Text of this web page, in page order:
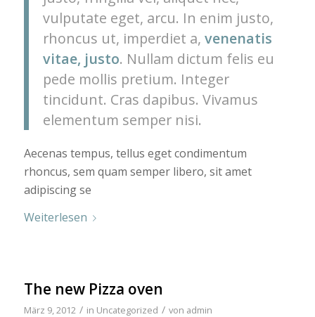
vulputate eget, arcu. In enim justo,
rhoncus ut, imperdiet a, venenatis
vitae, justo. Nullam dictum felis eu
pede mollis pretium. Integer
tincidunt. Cras dapibus. Vivamus
elementum semper nisi.
Aecenas tempus, tellus eget condimentum
rhoncus, sem quam semper libero, sit amet
adipiscing se
Weiterlesen
The new Pizza oven
März 9, 2012 / in Uncategorized / von admin